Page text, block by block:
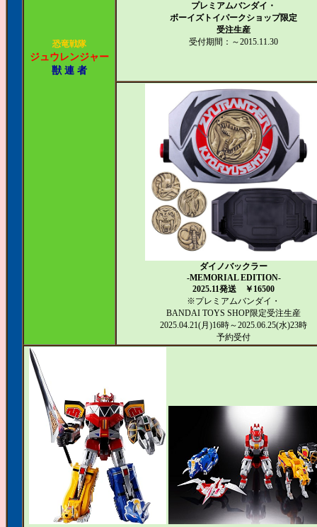
恐竜戦隊
ジュウレンジャー
獣 連 者
プレミアムバンダイ・
ボーイズトイパークショップ限定
受注生産
受付期間：～2015.11.30
ダイノバックラー
-MEMORIAL EDITION-
2025.11発送 ￥16500
※プレミアムバンダイ・
BANDAI TOYS SHOP限定受注生産
2025.04.21(月)16時～2025.06.25(水)23時
予約受付